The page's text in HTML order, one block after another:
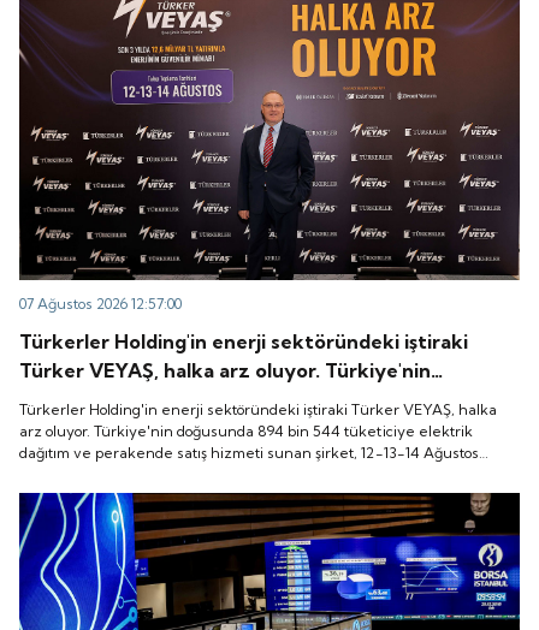
07 Ağustos 2026 12:57:00
Türkerler Holding'in enerji sektöründeki iştiraki
Türker VEYAŞ, halka arz oluyor. Türkiye'nin
doğusunda 894 bin 544 tüketiciye elektrik dağıtım
ve perakende satış hizmeti sunan şirket, 12-13-14
Ağustos tarihleri arasında pay başına 136 TL fiyatla
Türkerler Holding'in enerji sektöründeki iştiraki Türker VEYAŞ, halka
arz oluyor. Türkiye'nin doğusunda 894 bin 544 tüketiciye elektrik
dağıtım ve perakende satış hizmeti sunan şirket, 12-13-14 Ağustos